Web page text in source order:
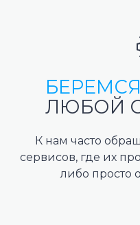
ЛЮБОЙ
К нам часто
сервисов, где их
либо просто